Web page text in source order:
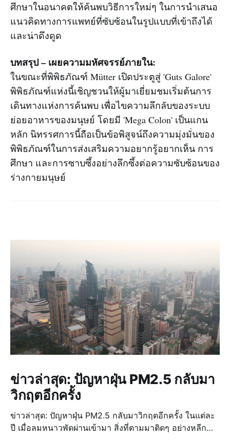
ศึกษาในอนาคตให้ค้นพบวิธีการใหม่ๆ ในการนำเสนอ
แนวคิดทางการแพทย์ที่ซับซ้อนในรูปแบบที่เข้าถึงได้
และน่าดึงดูด
บทสรุป – เผยความมหัศจรรย์ภายใน:
ในขณะที่พิพิธภัณฑ์ Mütter เปิดประตูสู่ 'Guts Galore'
พิพิธภัณฑ์แห่งนี้เชิญชวนให้ผู้มาเยี่ยมชมเริ่มต้นการ
เดินทางแห่งการค้นพบ เพื่อไขความลึกลับของระบบ
ย่อยอาหารของมนุษย์ โดยมี 'Mega Colon' เป็นแกน
หลัก นิทรรศการนี้ถือเป็นข้อพิสูจน์ถึงความมุ่งมั่นของ
พิพิธภัณฑ์ในการส่งเสริมความอยากรู้อยากเห็น การ
ศึกษา และการซาบซึ้งอย่างลึกซึ้งต่อความซับซ้อนของ
ร่างกายมนุษย์
ข่าวล่าสุด: ปัญหาฝุ่น PM2.5 กลับมา
วิกฤตอีกครั้ง
ข่าวล่าสุด: ปัญหาฝุ่น PM2.5 กลับมาวิกฤตอีกครั้ง ในแต่ละ
ปี เมื่อลมหนาวพัดผ่านเข้ามา สิ่งที่ตามมาติดๆ อย่างหลีก